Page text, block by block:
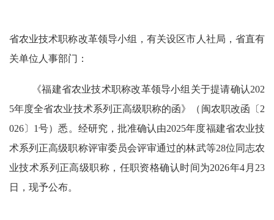
省农业技术职称改革领导小组，有关设区市人社局，省直有
关单位人事部门 ：
《福建省农业技术职称改革领导小组关于提请确认202
5年度全省农业技术系列正高级职称的函》（闽农职改函〔2
026〕1号）悉。经研究，批准确认由2025年度福建省农业技
术系列正高级职称评审委员会评审通过的林武等28位同志农
业技术系列正高级职称，任职资格确认时间为2026年4月23
日，现予公布。